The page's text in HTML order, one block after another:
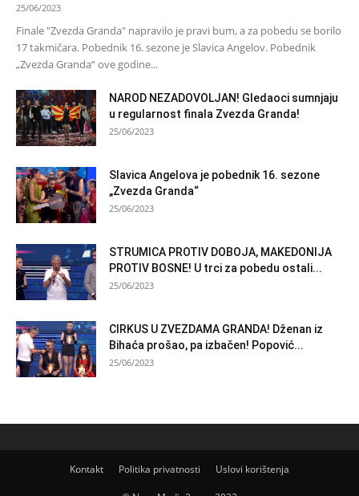
25/06/2023
Finale "Zvezda Granda" napravilo je pravi bum, a za pobedu se borilo
17 takmičara. Pobednik 16. sezone je Slavica Angelov. Pobednik
„Zvezda Granda“ ove godine...
NAROD NEZADOVOLJAN! Gledaoci sumnjaju
u regularnost finala Zvezda Granda!
25/06/2023
Slavica Angelova je pobednik 16. sezone
„Zvezda Granda“
25/06/2023
STRUMICA PROTIV DOBOJA, MAKEDONIJA
PROTIV BOSNE! U trci za pobedu ostali...
25/06/2023
CIRKUS U ZVEZDAMA GRANDA! Dženan iz
Bihaća prošao, pa izbačen! Popović...
25/06/2023
Kontakt Politika privatnosti Uslovi korištenja